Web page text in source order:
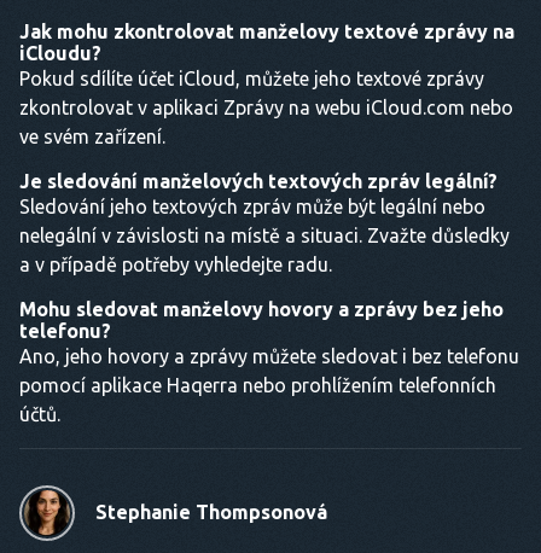
Jak mohu zkontrolovat manželovy textové zprávy na
iCloudu?
Pokud sdílíte účet iCloud, můžete jeho textové zprávy
zkontrolovat v aplikaci Zprávy na webu iCloud.com nebo
ve svém zařízení.
Je sledování manželových textových zpráv legální?
Sledování jeho textových zpráv může být legální nebo
nelegální v závislosti na místě a situaci. Zvažte důsledky
a v případě potřeby vyhledejte radu.
Mohu sledovat manželovy hovory a zprávy bez jeho
telefonu?
Ano, jeho hovory a zprávy můžete sledovat i bez telefonu
pomocí aplikace Haqerra nebo prohlížením telefonních
účtů.
Stephanie Thompsonová